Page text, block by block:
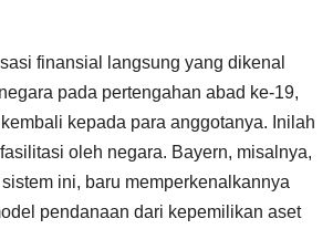
finansial langsung yang dikenal
pada pertengahan abad ke-19,
kepada para anggotanya. Inilah
oleh negara. Bayern, misalnya,
ini, baru memperkenalkannya
pendanaan dari kepemilikan aset